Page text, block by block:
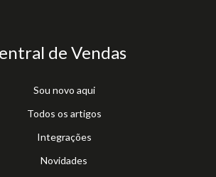
de Vendas
Sou novo aqui
Todos os artigos
Integrações
Novidades